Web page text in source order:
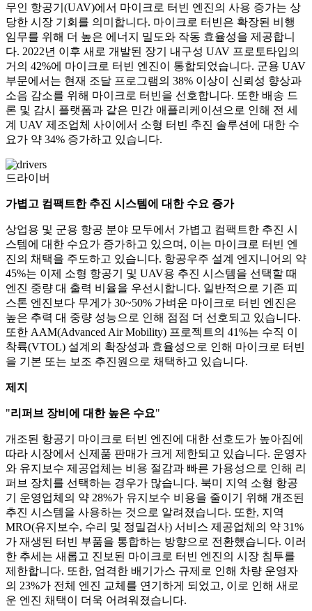
무인 항공기(UAV)에서 마이크로 터빈 엔진의 사용 증가는 상
당한 시장 기회를 의미합니다. 마이크로 터빈은 확장된 비행
임무를 위해 더 높은 에너지 밀도와 작동 효율성을 제공합니
다. 2022년 이후 새로 개발된 장기 내구성 UAV 프로토타입의
거의 42%에 마이크로 터빈 엔진이 통합되었습니다. 군용 UAV
부문에서는 현재 조달 프로그램의 38% 이상이 신뢰성 향상과
소음 감소를 위해 마이크로 터빈을 선호합니다. 또한 배송 드
론 및 감시 플랫폼과 같은 민간 애플리케이션으로 인해 전 세
계 UAV 제조업체 사이에서 소형 터빈 추진 솔루션에 대한 수
요가 약 34% 증가하고 있습니다.
드라이버
가볍고 컴팩트한 추진 시스템에 대한 수요 증가
상업용 및 군용 항공 분야 모두에서 가볍고 컴팩트한 추진 시
스템에 대한 수요가 증가하고 있으며, 이는 마이크로 터빈 엔
진의 채택을 주도하고 있습니다. 항공우주 설계 엔지니어의 약
45%는 이제 소형 항공기 및 UAV용 추진 시스템을 선택할 때
엔진 중량 대 출력 비율을 우선시합니다. 일반적으로 기존 피
스톤 엔진보다 무게가 30~50% 가벼운 마이크로 터빈 엔진은
높은 추력 대 중량 성능으로 인해 점점 더 선호되고 있습니다.
또한 AAM(Advanced Air Mobility) 프로젝트의 41%는 수직 이
착륙(VTOL) 설계의 확장성과 효율성으로 인해 마이크로 터빈
을 기본 또는 보조 추진원으로 채택하고 있습니다.
제지
"리퍼브 장비에 대한 높은 수요"
개조된 항공기 마이크로 터빈 엔진에 대한 선호도가 높아짐에
따라 시장에서 신제품 판매가 크게 제한되고 있습니다. 운영자
와 유지보수 제공업체는 비용 절감과 빠른 가용성으로 인해 리
퍼브 장치를 선택하는 경우가 많습니다. 북미 지역 소형 항공
기 운영업체의 약 28%가 유지보수 비용을 줄이기 위해 개조된
추진 시스템을 사용하는 것으로 알려졌습니다. 또한, 지역
MRO(유지보수, 수리 및 정밀검사) 서비스 제공업체의 약 31%
가 재생된 터빈 부품을 통합하는 방향으로 전환했습니다. 이러
한 추세는 새롭고 진보된 마이크로 터빈 엔진의 시장 침투를
제한합니다. 또한, 엄격한 배기가스 규제로 인해 차량 운영자
의 23%가 전체 엔진 교체를 연기하게 되었고, 이로 인해 새로
운 엔진 채택이 더욱 어려워졌습니다.